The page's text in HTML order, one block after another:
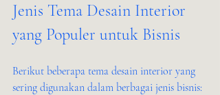
Jenis Tema Desain Interior
yang Populer untuk Bisnis
Berikut beberapa tema desain interior yang
sering digunakan dalam berbagai jenis bisnis: